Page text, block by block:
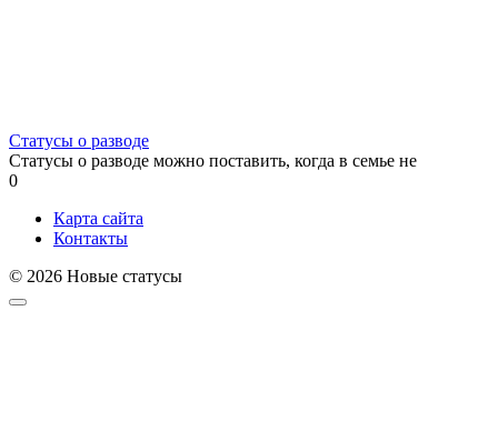
Статусы о разводе
Статусы о разводе можно поставить, когда в семье не
0
Карта сайта
Контакты
© 2026 Новые статусы